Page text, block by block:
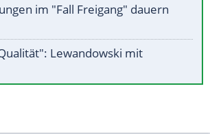
im "Fall Freigang" dauern
Lewandowski mit